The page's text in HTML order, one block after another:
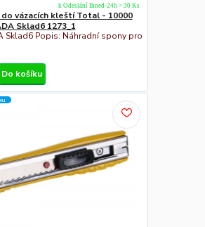
vázacích kleští Total - 10000
Sklad6 1273_1
Sklad6 Popis: Náhradní spony pro
k Odeslání Ihned-24h > 30 Ks
Do košíku